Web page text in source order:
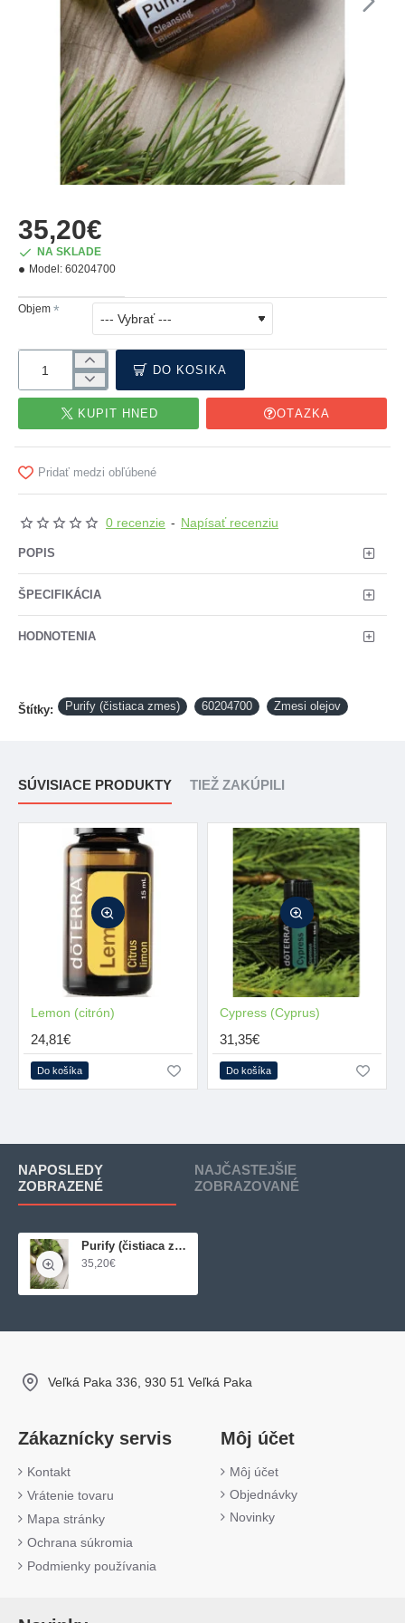
0 recenzie - Napísať recenziu
35,20€
NA SKLADE
Model: 60204700
Objem
DO KOŠÍKA
KÚPIŤ HNEĎ OTÁZKA
Pridať medzi obľúbené
POPIS
ŠPECIFIKÁCIA
HODNOTENIA
Štítky: Purify (čistiaca zmes) 60204700 Zmesi olejov
SÚVISIACE PRODUKTY TIEŽ ZAKÚPILI
Lemon (citrón)
24,81€
Do košíka
Cypress (Cyprus)
31,35€
Do košíka
NAPOSLEDY
ZOBRAZENÉ
NAJČASTEJŠIE
ZOBRAZOVANÉ
Purify (čistiaca zmes)
35,20€
Veľká Paka 336, 930 51 Veľká Paka
Zákaznícky servis
Kontakt
Vrátenie tovaru
Mapa stránky
Ochrana súkromia
Podmienky používania
Môj účet
Môj účet
Objednávky
Novinky